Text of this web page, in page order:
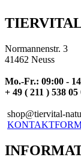
Normannenstr. 3
41462 Neuss
Mo.-Fr.: 09:00 -
+ 49 ( 211 ) 538 05
shop@tiervital-